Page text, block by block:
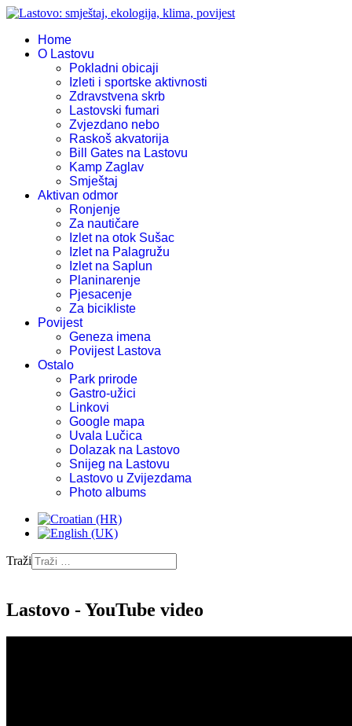
Home
O Lastovu
Pokladni obicaji
Izleti i sportske aktivnosti
Zdravstvena skrb
Lastovski fumari
Zvjezdano nebo
Raskoš akvatorija
Bill Gates na Lastovu
Kamp Zaglav
Smještaj
Aktivan odmor
Ronjenje
Za nautičare
Izlet na otok Sušac
Izlet na Palagružu
Izlet na Saplun
Planinarenje
Pjesacenje
Za bicikliste
Povijest
Geneza imena
Povijest Lastova
Ostalo
Park prirode
Gastro-užici
Linkovi
Google mapa
Uvala Lučica
Dolazak na Lastovo
Snijeg na Lastovu
Lastovo u Zvijezdama
Photo albums
Traži
Lastovo - YouTube video